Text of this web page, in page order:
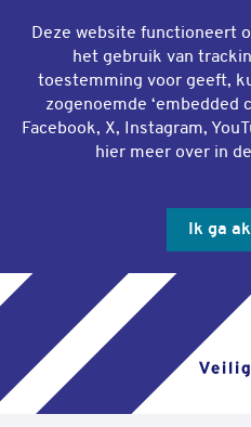
Deze website functioneert
het gebruik van
toestemming voor geeft,
zogenoemde ‘embedded
Facebook, X, Instagram,
hier meer over in de
Ik ga